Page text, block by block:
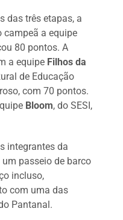
das três etapas, a
a equipe
80 pontos. A
a equipe Filhos da
de Educação
com 70 pontos.
Bloom, do SESI,
integrantes da
passeio de barco
incluso,
com uma das
Pantanal.